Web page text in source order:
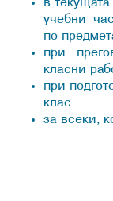
в
учебни
по
при
класни
при
клас
за всеки,